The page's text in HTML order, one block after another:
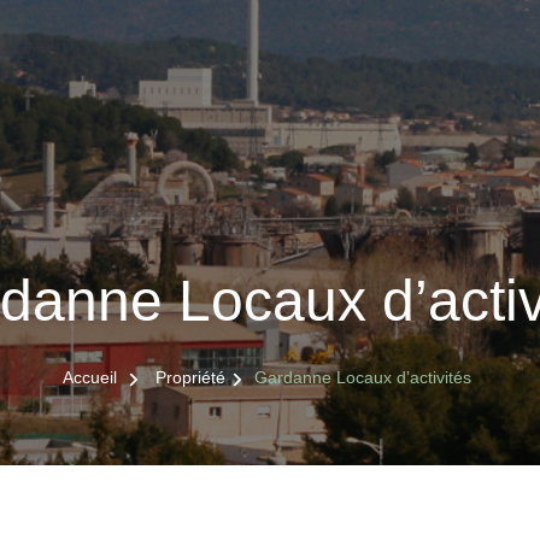
Locaux
Accueil Propriété Gardanne Locaux d’activités